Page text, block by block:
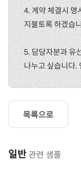
4. 계약 체결시
지불토록 하겠습
5. 담당자분과 유
나누고 싶습니다.
목록으로
일반 관련 샘플